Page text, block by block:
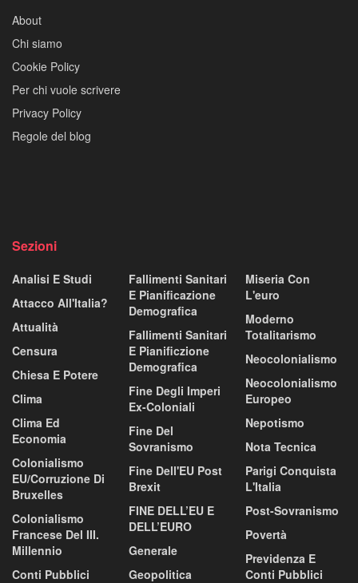
About
Chi siamo
Cookie Policy
Per chi vuole scrivere
Privacy Policy
Regole del blog
Sezioni
Analisi E Studi
Attacco All'Italia?
Attualità
Censura
Chiesa E Potere
Clima
Clima Ed
Economia
Colonialismo
EU/corruzione Di
Bruxelles
Colonialismo
Francese Del III.
Millennio
Conti Pubblici
Fallimenti Sanitari
E Pianificazione
Demografica
Fallimenti Sanitari
E Pianificzione
Demografica
Fine Degli Imperi
Ex-Coloniali
Fine Del
Sovranismo
Fine Dell'EU Post
Brexit
FINE DELL’EU E
DELL’EURO
Generale
Geopolitica
Miseria Con
L'euro
Moderno
Totalitarismo
Neocolonialismo
Neocolonialismo
Europeo
Nepotismo
Nota Tecnica
Parigi Conquista
L'Italia
Post-Sovranismo
Povertà
Previdenza E
Conti Pubblici